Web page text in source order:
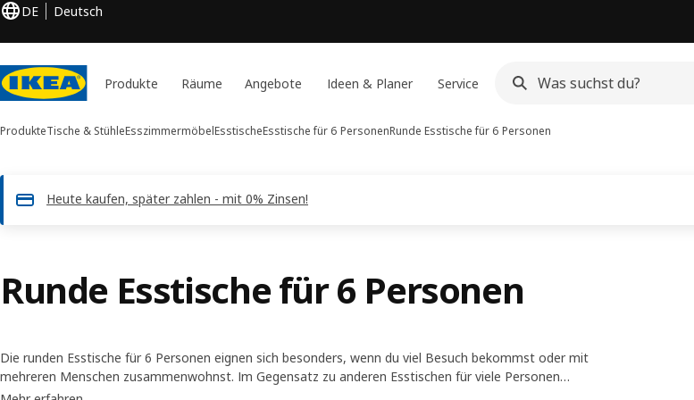
DE Deutsch
Produkte Räume Angebote Ideen & Planer Service
ProdukteTische & StühleEsszimmermöbelEsstischeEsstische für 6 PersonenRunde Esstische für 6 Personen
Heute kaufen, später zahlen - mit 0% Zinsen!
Runde Esstische für 6 Personen
Die runden Esstische für 6 Personen eignen sich besonders, wenn du viel Besuch bekommst oder mit
mehreren Menschen zusammenwohnst. Im Gegensatz zu anderen Esstischen für viele Personen
entstehen an einem runden Esstisch für 6 Personen leicht Gespräche, weil sich alle gegenseitig sehen